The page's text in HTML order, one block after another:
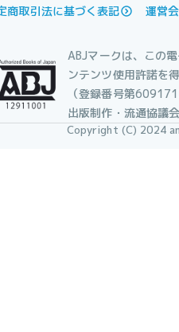
商取引法に基づく表記
運営
ABJマークは、この
ンテンツ使用許諾を
（登録番号第
出版制作・流通協議
Copyright (C) 2024